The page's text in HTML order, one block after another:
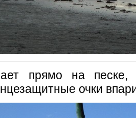
прямо на
очки